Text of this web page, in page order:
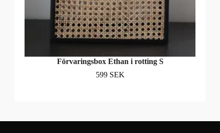
Förvaringsbox Ethan i rotting S
599 SEK